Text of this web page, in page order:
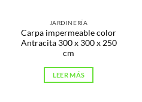
JARDINERÍA
Carpa impermeable color
Antracita 300 x 300 x 250
cm
LEER MÁS